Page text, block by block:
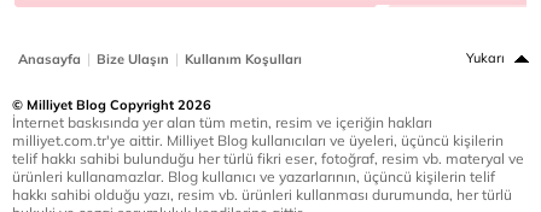
Anasayfa | Bize Ulaşın | Kullanım Koşulları Yukarı
© Milliyet Blog Copyright 2026
İnternet baskısında yer alan tüm metin, resim ve içeriğin hakları
milliyet.com.tr'ye aittir. Milliyet Blog kullanıcıları ve üyeleri, üçüncü kişilerin
telif hakkı sahibi bulunduğu her türlü fikri eser, fotoğraf, resim vb. materyal ve
ürünleri kullanamazlar. Blog kullanıcı ve yazarlarının, üçüncü kişilerin telif
hakkı sahibi olduğu yazı, resim vb. ürünleri kullanması durumunda, her türlü